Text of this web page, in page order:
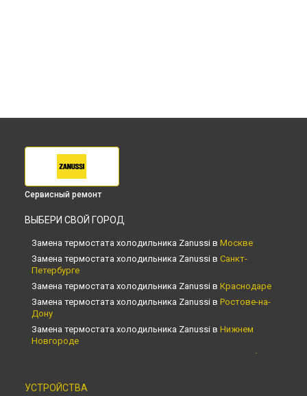
Сервисный ремонт
ВЫБЕРИ СВОЙ ГОРОД
Замена термостата холодильника Zanussi в Москве
Замена термостата холодильника Zanussi в Санкт-
Петербурге
Замена термостата холодильника Zanussi в Краснодаре
Замена термостата холодильника Zanussi в Ростове-на-
Дону
Замена термостата холодильника Zanussi в Нижнем
Новгороде
Новосибирске
Замена термостата холодильника Zanussi в
УСТРОЙСТВА